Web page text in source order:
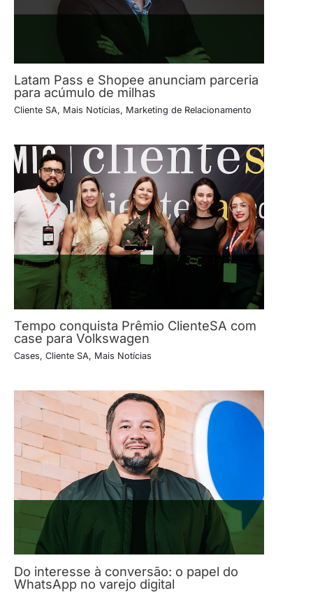
Latam Pass e Shopee anunciam parceria
para acúmulo de milhas
Cliente SA, Mais Notícias, Marketing de Relacionamento
Tempo conquista Prêmio ClienteSA com
case para Volkswagen
Cases, Cliente SA, Mais Notícias
Do interesse à conversão: o papel do
WhatsApp no varejo digital